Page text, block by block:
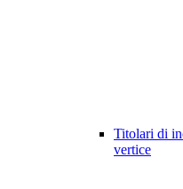
Titolari di
vertice